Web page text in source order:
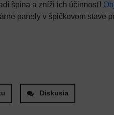
špina a zníži ich účinnosť!
panely v špičkovom stave
Diskusia